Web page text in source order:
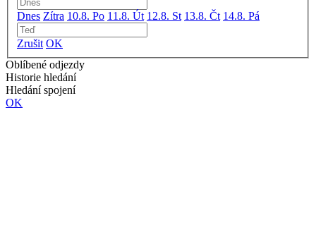
Dnes Zítra 10.8. Po 11.8. Út 12.8. St 13.8. Čt 14.8. Pá
Zrušit OK
Oblíbené odjezdy
Historie hledání
Hledání spojení
OK